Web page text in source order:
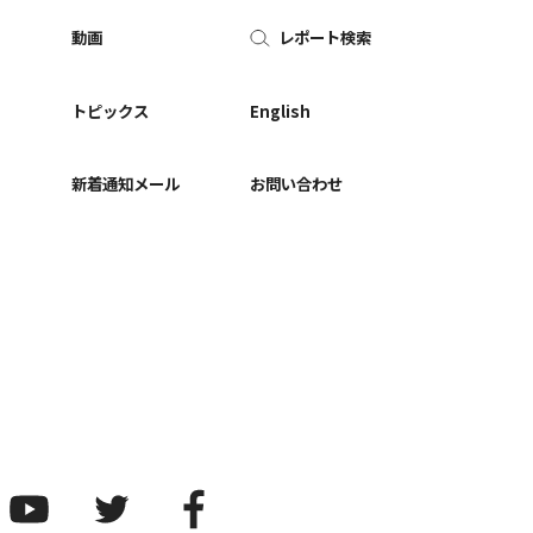
動画
トピックス
新着通知メール
レポート検索
English
お問い合わせ